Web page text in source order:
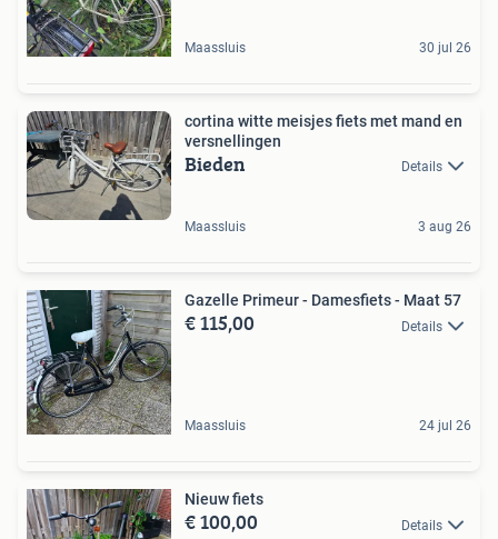
Maassluis 30 jul 26
cortina witte meisjes fiets met mand en
versnellingen
Bieden Details
Maassluis 3 aug 26
Gazelle Primeur - Damesfiets - Maat 57
€ 115,00 Details
Maassluis 24 jul 26
Nieuw fiets
€ 100,00 Details